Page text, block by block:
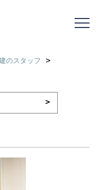
のスタッフ